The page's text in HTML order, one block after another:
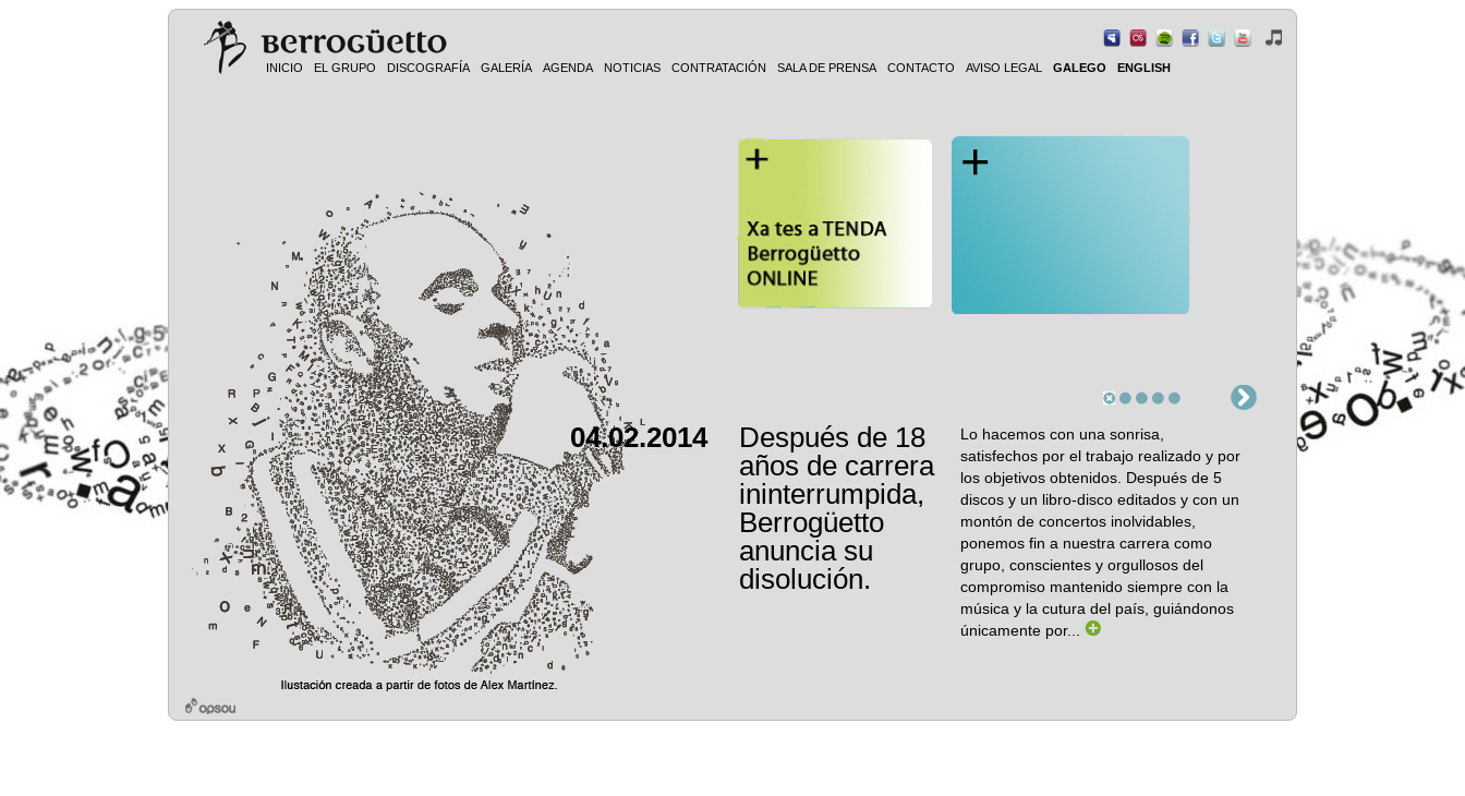
INICIO EL GRUPO DISCOGRAFÍA GALERÍA AGENDA NOTICIAS CONTRATACIÓN SALA DE PRENSA CONTACTO AVISO LEGAL GALEGO ENGLISH
+
04.02.2014
Después de 18
años de carrera
ininterrumpida,
Berrogüetto
anuncia su
disolución.
Lo hacemos con una sonrisa,
satisfechos por el trabajo realizado y por
los objetivos obtenidos. Después de 5
discos y un libro-disco editados y con un
montón de concertos inolvidables,
ponemos fin a nuestra carrera como
grupo, conscientes y orgullosos del
compromiso mantenido siempre con la
música y la cutura del país, guiándonos
únicamente por...